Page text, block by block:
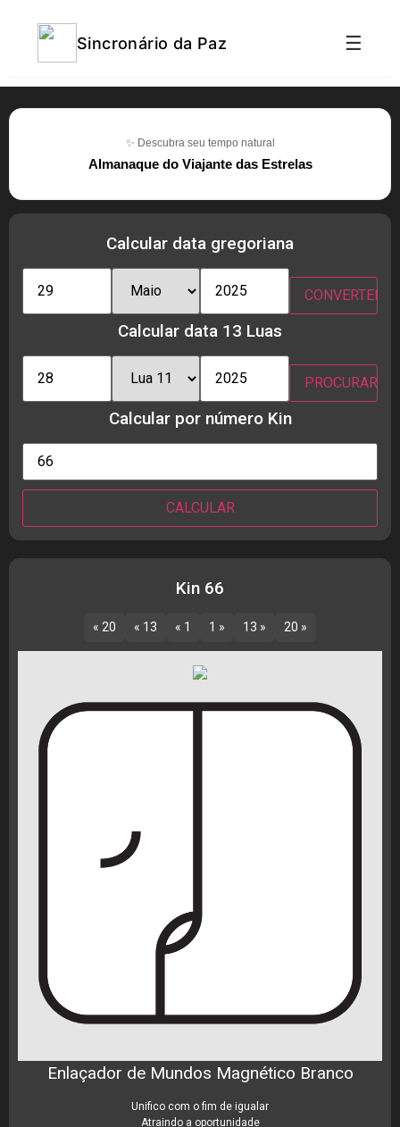
Sincronário da Paz ☰
✨ Descubra seu tempo natural
Almanaque do Viajante das Estrelas
Calcular data gregoriana
Calcular data 13 Luas
Calcular por número Kin
Kin 66
« 20 « 13 « 1 1 » 13 » 20 »
Enlaçador de Mundos Magnético Branco
Unifico com o fim de igualar
Atraindo a oportunidade